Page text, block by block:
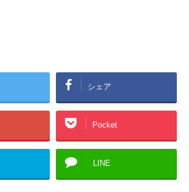
シェア
Pocket
LINE